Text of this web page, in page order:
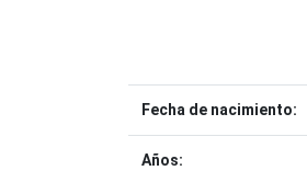
Fecha de nacimiento:
Años: